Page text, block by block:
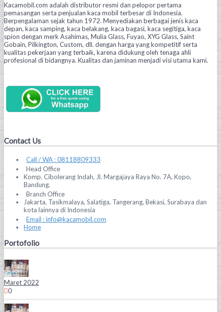
Kacamobil.com adalah distributor resmi dan pelopor pertama
pemasangan serta penjualan kaca mobil terbesar di Indonesia.
Berpengalaman sejak tahun 1972. Menyediakan berbagai jenis kaca
depan, kaca samping, kaca belakang, kaca bagasi, kaca segitiga, kaca
spion dengan merk Asahimas, Mulia Glass, Fuyao, XYG Glass, Saint
Gobain, Pilkington, Custom, dll. dengan harga yang kompetitif serta
kualitas pekerjaan yang terbaik, karena didukung oleh tenaga ahli
profesional di bidangnya. Kualitas dan jaminan menjadi visi utama kami.
Contact Us
Call / WA : 08118809333
Head Office
Komp. Cibolerang Indah, Jl. Margajaya Raya No. 7A, Kopo,
Bandung.
Branch Office
Jakarta, Tasikmalaya, Salatiga, Tangerang, Bekasi, Surabaya dan
kota lainnya di Indonesia
Email : info@kacamobil.com
Home
Portofolio
Maret 2022
0